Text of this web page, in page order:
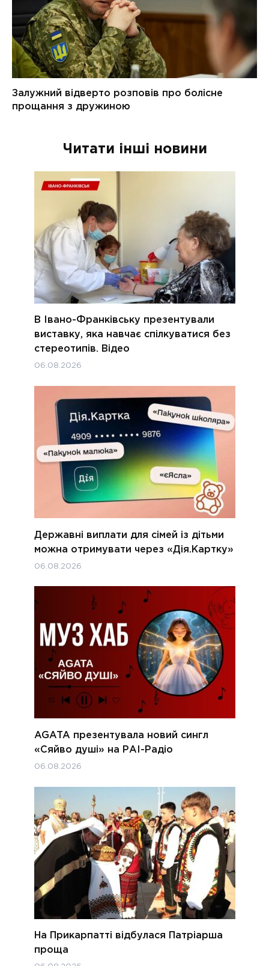
Читати інші новини
В Івано-Франківську презентували
виставку, яка навчає спілкуватися без
стереотипів. Відео
06.08.2026
Державні виплати для сімей із дітьми
можна отримувати через «Дія.Картку»
06.08.2026
AGATA презентувала новий сингл
«Сяйво душі» на РАІ-Радіо
06.08.2026
На Прикарпатті відбулася Патріарша
проща